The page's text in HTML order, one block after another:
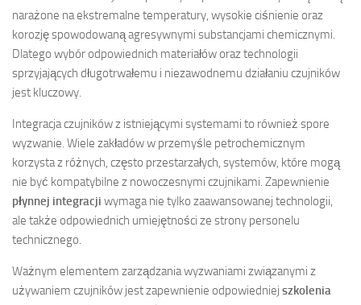
narażone na ekstremalne temperatury, wysokie ciśnienie oraz
korozję spowodowaną agresywnymi substancjami chemicznymi.
Dlatego wybór odpowiednich materiałów oraz technologii
sprzyjających długotrwałemu i niezawodnemu działaniu czujników
jest kluczowy.
Integracja czujników z istniejącymi systemami to również spore
wyzwanie. Wiele zakładów w przemyśle petrochemicznym
korzysta z różnych, często przestarzałych, systemów, które mogą
nie być kompatybilne z nowoczesnymi czujnikami. Zapewnienie
płynnej integracji wymaga nie tylko zaawansowanej technologii,
ale także odpowiednich umiejętności ze strony personelu
technicznego.
Ważnym elementem zarządzania wyzwaniami związanymi z
używaniem czujników jest zapewnienie odpowiedniej szkolenia